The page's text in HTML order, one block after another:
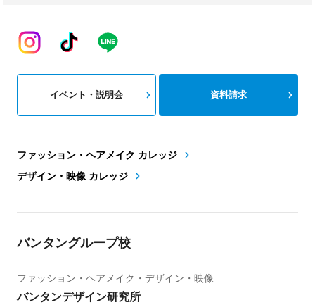
ファッション・ヘアメイク カレッジ
デザイン・映像 カレッジ
イベント・説明会 資料請求
バンタングループ校
ファッション・ヘアメイク・デザイン・映像
バンタンデザイン研究所